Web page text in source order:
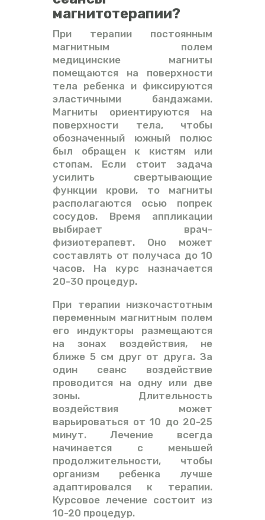
магнитотерапии?
При терапии постоянным
магнитным полем
медицинские магниты
помещаются на поверхности
тела ребенка и фиксируются
эластичными бандажами.
Магниты ориентируются на
поверхности тела, чтобы
обозначенный южный полюс
был обращен к кистям или
стопам. Если стоит задача
усилить свертывающие
функции крови, то магниты
располагаются осью попрек
сосудов. Время аппликации
выбирает врач-
физиотерапевт. Оно может
составлять от получаса до 10
часов. На курс назначается
20-30 процедур.
При терапии низкочастотным
переменным магнитным полем
его индукторы размещаются
на зонах воздействия, не
ближе 5 см друг от друга. За
один сеанс воздействие
проводится на одну или две
зоны. Длительность
воздействия может
варьироваться от 10 до 20-25
минут. Лечение всегда
начинается с меньшей
продолжительности, чтобы
организм ребенка лучше
адаптировался к терапии.
Курсовое лечение состоит из
10-20 процедур.